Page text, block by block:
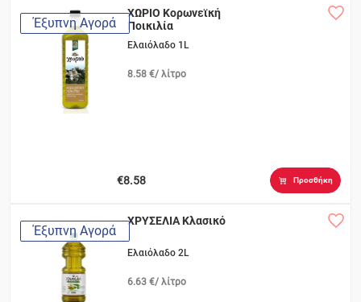
Έξυπνη Αγορά
ΧΩΡΙΟ Κορωνεϊκή
Ποικιλία
Ελαιόλαδο 1L
8.58 €/ λίτρο
€8.58 Προσθήκη
Έξυπνη Αγορά
ΧΡΥΣΕΛΙΑ Κλασικό
Ελαιόλαδο 2L
6.63 €/ λίτρο